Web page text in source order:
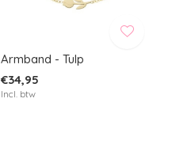
Armband - Tulp
€34,95
Incl. btw